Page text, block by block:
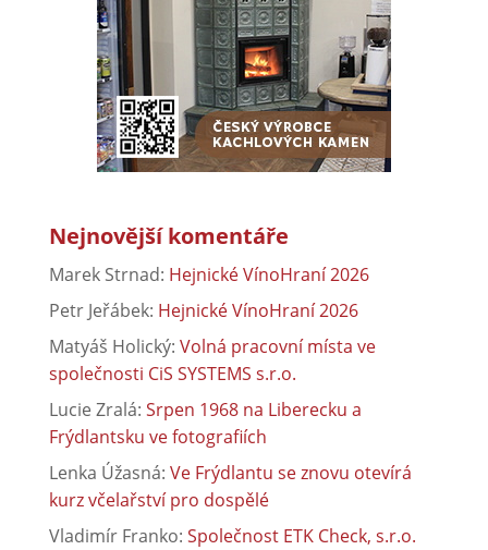
Nejnovější komentáře
Marek Strnad: Hejnické VínoHraní 2026
Petr Jeřábek: Hejnické VínoHraní 2026
Matyáš Holický: Volná pracovní místa ve
společnosti CiS SYSTEMS s.r.o.
Lucie Zralá: Srpen 1968 na Liberecku a
Frýdlantsku ve fotografiích
Lenka Úžasná: Ve Frýdlantu se znovu otevírá
kurz včelařství pro dospělé
Vladimír Franko: Společnost ETK Check, s.r.o.